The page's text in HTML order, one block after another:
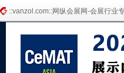
::vanzol.com::网纵会展网-会展行业